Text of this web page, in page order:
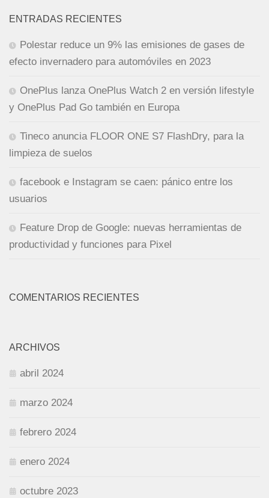
ENTRADAS RECIENTES
Polestar reduce un 9% las emisiones de gases de
efecto invernadero para automóviles en 2023
OnePlus lanza OnePlus Watch 2 en versión lifestyle
y OnePlus Pad Go también en Europa
Tineco anuncia FLOOR ONE S7 FlashDry, para la
limpieza de suelos
facebook e Instagram se caen: pánico entre los
usuarios
Feature Drop de Google: nuevas herramientas de
productividad y funciones para Pixel
COMENTARIOS RECIENTES
ARCHIVOS
abril 2024
marzo 2024
febrero 2024
enero 2024
octubre 2023